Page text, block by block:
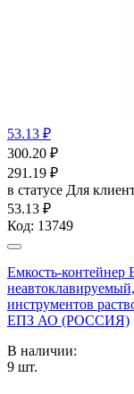
53.13 ₽
300.20 ₽
291.19 ₽
в статусе Для
53.13 ₽
Код: 13749
Емкость-
инструментов
ЕПЗ АО (РОССИЯ)
В наличии:
9 шт.